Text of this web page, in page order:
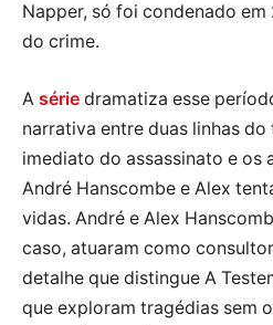
Napper, só foi condenado
do crime.
A série dramatiza esse
narrativa entre duas linhas
imediato do assassinato e os
André Hanscombe e Alex
vidas. André e Alex
caso, atuaram como
detalhe que distingue A
que exploram tragédias sem